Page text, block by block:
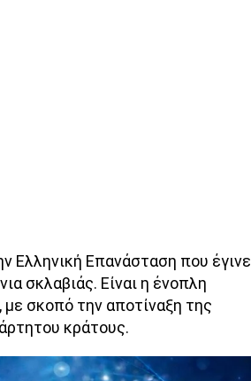
Ελληνική Επανάσταση που έγινε
σκλαβιάς. Είναι η ένοπλη
σκοπό την αποτίναξη της
κράτους.